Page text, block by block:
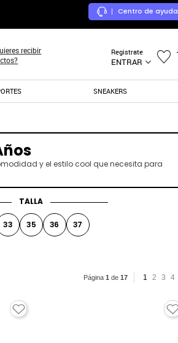
| Centro de ayuda
Registrate
ENTRAR
recibir
SNEAKERS
y el estilo cool que necesita para
TALLA
33 35 36 37
Página 1 de 17 1 2 3 4